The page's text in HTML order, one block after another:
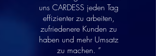
uns CARDESS jeden Tag
effizienter zu arbeiten,
zufriedenere Kunden zu
haben und mehr Umsatz
zu machen. ”